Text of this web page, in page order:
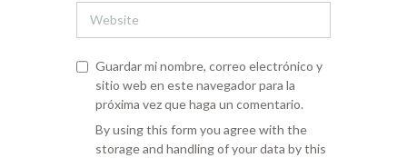
Guardar mi nombre, correo electrónico y
sitio web en este navegador para la
próxima vez que haga un comentario.
By using this form you agree with the
storage and handling of your data by this